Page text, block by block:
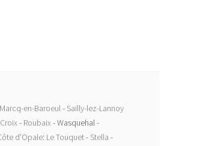
Marcq-en-Baroeul- Sailly-lez-Lannoy
Croix- Roubaix- Wasquehal -
d'Opale: Le Touquet- Stella -